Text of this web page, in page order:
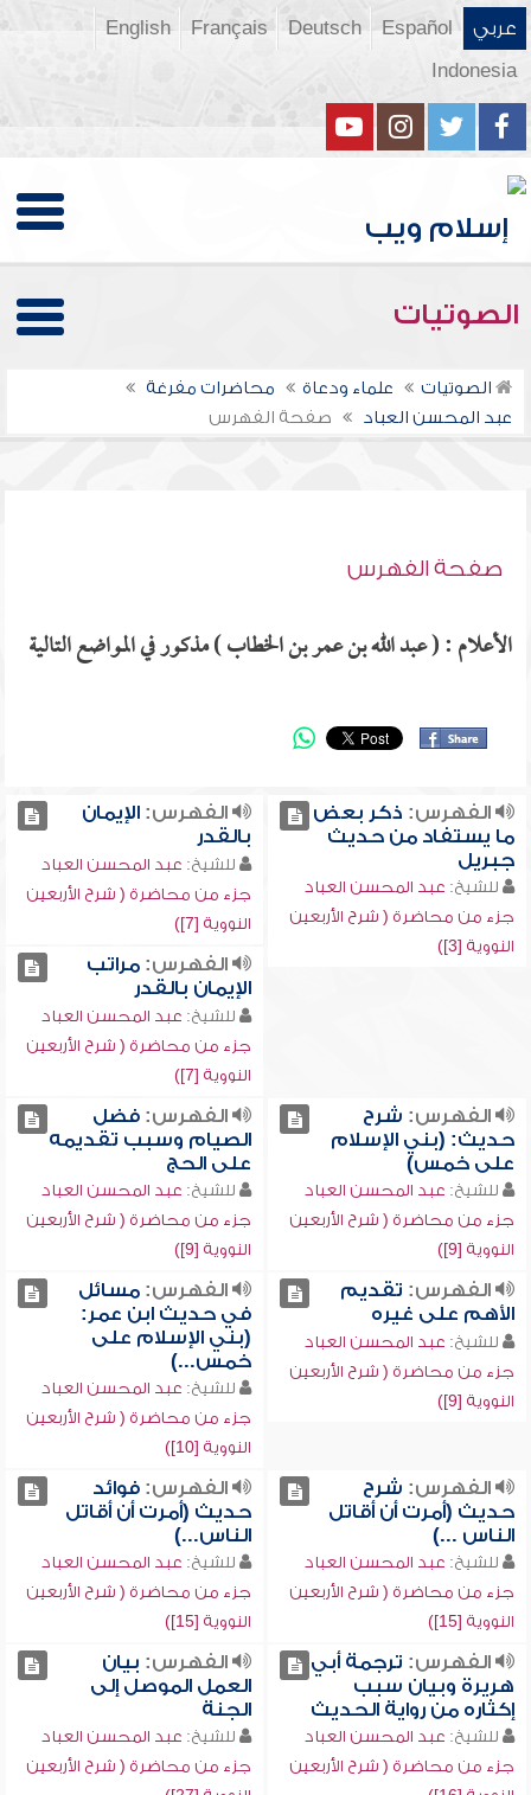
عربي Español
Deutsch
Français
English
Indonesia
الصوتيات
الصوتيات علماء ودعاة
محاضرات مفرغة
عبد المحسن العباد
صفحة الفهرس
صفحة الفهرس
الأعلام : ( عبد الله بن عمر بن الخطاب ) مذكور في المواضع التالية
الفهرس: ذكر بعض
ما يستفاد من حديث
جبريل
للشيخ: عبد المحسن العباد
جزء من محاضرة ( شرح الأربعين
النووية [3])
الفهرس:الإيمان
بالقدر
للشيخ: عبد المحسن العباد
جزء من محاضرة ( شرح الأربعين
النووية [7])
الفهرس:مراتب
الإيمان بالقدر
للشيخ: عبد المحسن العباد
جزء من محاضرة ( شرح الأربعين
النووية [7])
الفهرس: شرح
حديث: (بني الإسلام
على خمس)
للشيخ: عبد المحسن العباد
جزء من محاضرة ( شرح الأربعين
النووية [9])
الفهرس:فضل
الصيام وسبب تقديمه
على الحج
للشيخ: عبد المحسن العباد
جزء من محاضرة ( شرح الأربعين
النووية [9])
الفهرس: تقديم
الأهم على غيره
للشيخ: عبد المحسن العباد
جزء من محاضرة ( شرح الأربعين
النووية [9])
الفهرس:مسائل
في حديث ابن عمر:
(بني الإسلام على
خمس...)
للشيخ: عبد المحسن العباد
جزء من محاضرة ( شرح الأربعين
النووية [10])
الفهرس: شرح
حديث (أمرت أن أقاتل
الناس ...)
للشيخ: عبد المحسن العباد
جزء من محاضرة ( شرح الأربعين
النووية [15])
الفهرس:فوائد
حديث (أمرت أن أقاتل
الناس...)
للشيخ: عبد المحسن العباد
جزء من محاضرة ( شرح الأربعين
النووية [15])
الفهرس: ترجمة أبي
هريرة وبيان سبب
إكثاره من رواية الحديث
للشيخ: عبد المحسن العباد
جزء من محاضرة ( شرح الأربعين
الفهرس: بيان
العمل الموصل إلى
الجنة
للشيخ: عبد المحسن العباد
جزء من محاضرة ( شرح الأربعين